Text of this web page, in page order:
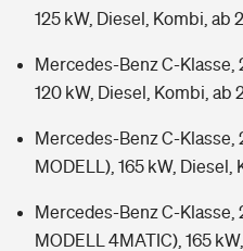
125 kW, Diesel, Kombi, ab
Mercedes-Benz C-Klasse,
120 kW, Diesel, Kombi, ab
Mercedes-Benz C-Klasse,
MODELL), 165 kW, Diesel,
Mercedes-Benz C-Klasse,
MODELL 4MATIC), 165